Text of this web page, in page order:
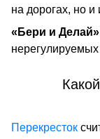
на дорогах, но
«Бери и Делай»
нерегулируемых
Перекресток